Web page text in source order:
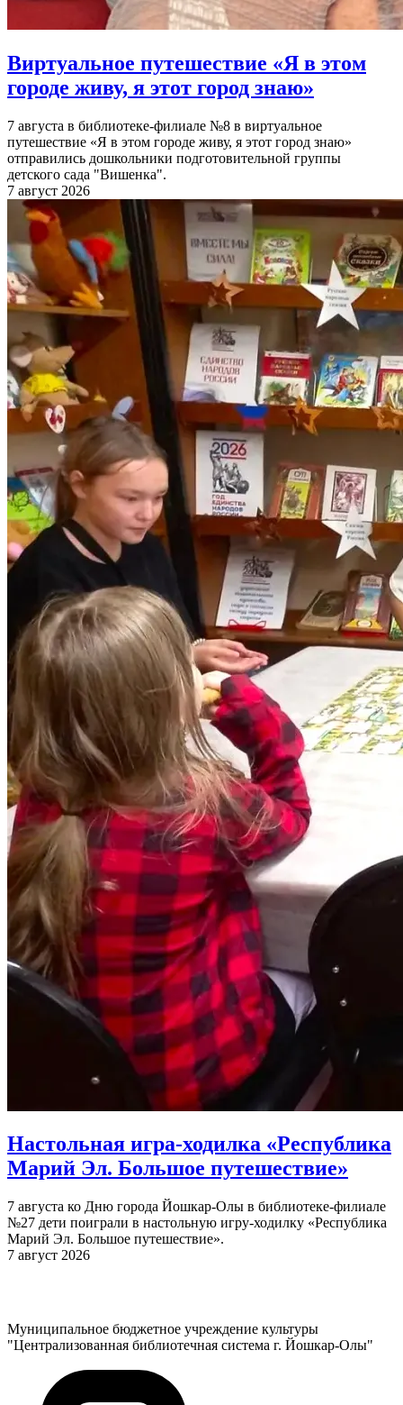
Виртуальное путешествие «Я в этом
городе живу, я этот город знаю»
7 августа в библиотеке-филиале №8 в виртуальное
путешествие «Я в этом городе живу, я этот город знаю»
отправились дошкольники подготовительной группы
детского сада "Вишенка".
7 август 2026
Настольная игра-ходилка «Республика
Марий Эл. Большое путешествие»
7 августа ко Дню города Йошкар-Олы в библиотеке-филиале
№27 дети поиграли в настольную игру-ходилку «Республика
Марий Эл. Большое путешествие».
7 август 2026
Муниципальное бюджетное учреждение культуры
"Централизованная библиотечная система г. Йошкар-Олы"